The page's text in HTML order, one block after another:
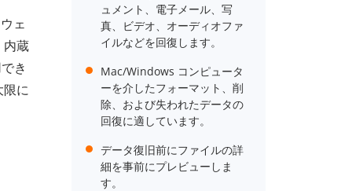
ェ
内蔵
き
に
ュメント、電子メール、写
真、ビデオ、オーディオファ
イルなどを回復します。
Mac/Windows コンピュータ
ーを介したフォーマット、削
除、および失われたデータの
回復に適しています。
データ復旧前にファイルの詳
細を事前にプレビューしま
す。